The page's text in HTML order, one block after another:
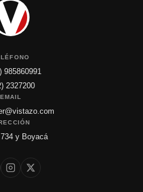
985860991
2327200
EMAIL
y Boyacá